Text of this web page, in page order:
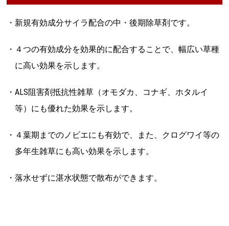
・新規有効成分サイラ配合の中・後期除草剤です。
・４つの有効成分を効果的に配合することで、幅広い草種
に高い効果を示します。
・ALS阻害剤抵抗性雑草（オモダカ、コナギ、ホタルイ
等）にも優れた効果を示します。
・４葉期までのノビエにも有効で、また、クログワイ等の
多年生雑草にも高い効果を示します。
・落水せずに湛水状態で散布ができます。